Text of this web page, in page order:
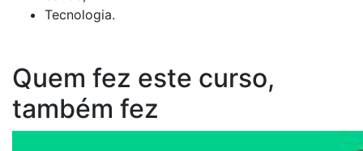
Tecnologia.
Quem fez este curso,
também fez